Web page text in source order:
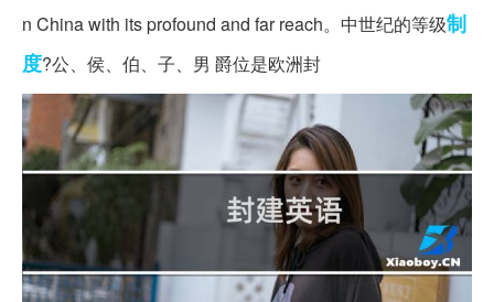
n China with its profound and far reach。中世纪的等级制
度?公、侯、伯、子、男 爵位是欧洲封